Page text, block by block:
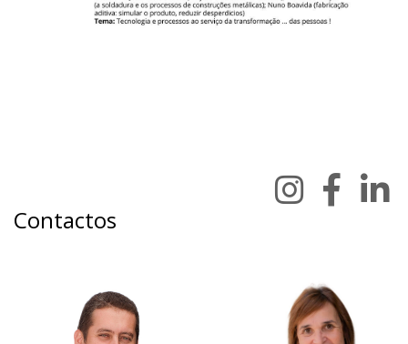
Contactos